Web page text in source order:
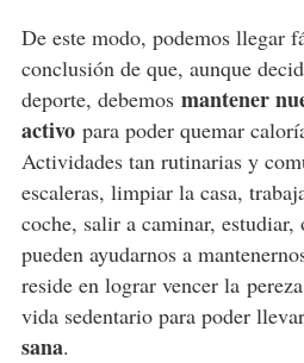
De este modo, podemos llegar
conclusión de que, aunque
deporte, debemos mantener
activopara poder quemar
Actividades tan rutinarias y
escaleras, limpiar la casa,
coche, salir a caminar,
pueden ayudarnos a
reside en lograr vencer la pereza
vida sedentario para poder llevar
sana.